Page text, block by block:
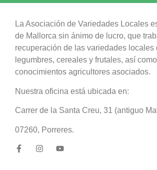
La Asociación de Variedades Locales
de Mallorca sin ánimo de lucro, que
recuperación de las variedades locales
legumbres, cereales y frutales, así
conocimientos agricultores asociados.
Nuestra oficina está ubicada en:
Carrer de la Santa Creu, 31 (antiguo
07260, Porreres.